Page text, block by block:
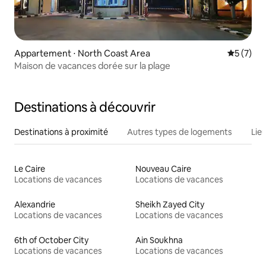
Appartement ⋅ North Coast Area
5 (7)
Maison de vacances dorée sur la plage
Destinations à découvrir
Destinations à proximité Autres types de logements
Le Caire
Locations de vacances
Nouveau Caire
Locations de vacances
Alexandrie
Locations de vacances
Sheikh Zayed City
Locations de vacances
6th of October City
Locations de vacances
Ain Soukhna
Locations de vacances